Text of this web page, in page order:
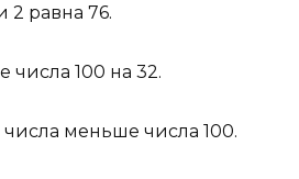
2 равна 76.
числа 100 на 32.
меньше числа 100.